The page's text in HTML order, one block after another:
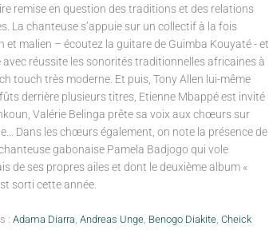
remise en question des traditions et des relations
La chanteuse s’appuie sur un collectif à la fois
et malien – écoutez la guitare de Guimba Kouyaté - et
avec réussite les sonorités traditionnelles africaines à
touch très moderne. Et puis, Tony Allen lui-même
derrière plusieurs titres, Etienne Mbappé est invité
Valérie Belinga prête sa voix aux chœurs sur
Dans les chœurs également, on note la présence de
gabonaise Pamela Badjogo qui vole
de ses propres ailes et dont le deuxième album «
sorti cette année.
: Adama Diarra, Andreas Unge, Benogo Diakite, Cheick